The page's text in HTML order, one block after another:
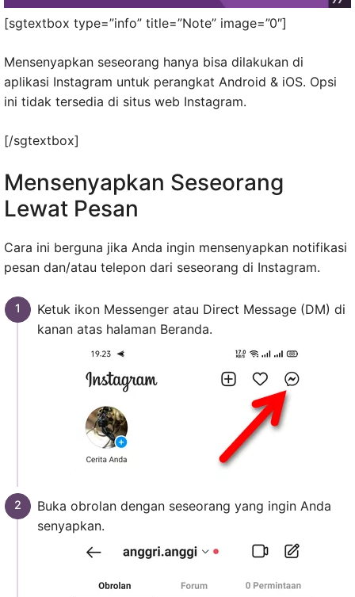
[sgtextbox type=”info” title=”Note” image=”0″]
Mensenyapkan seseorang hanya bisa dilakukan di
aplikasi Instagram untuk perangkat Android & iOS. Opsi
ini tidak tersedia di situs web Instagram.
[/sgtextbox]
Mensenyapkan Seseorang
Lewat Pesan
Cara ini berguna jika Anda ingin mensenyapkan notifikasi
pesan dan/atau telepon dari seseorang di Instagram.
Ketuk ikon Messenger atau Direct Message (DM) di
kanan atas halaman Beranda.
Buka obrolan dengan seseorang yang ingin Anda
senyapkan.